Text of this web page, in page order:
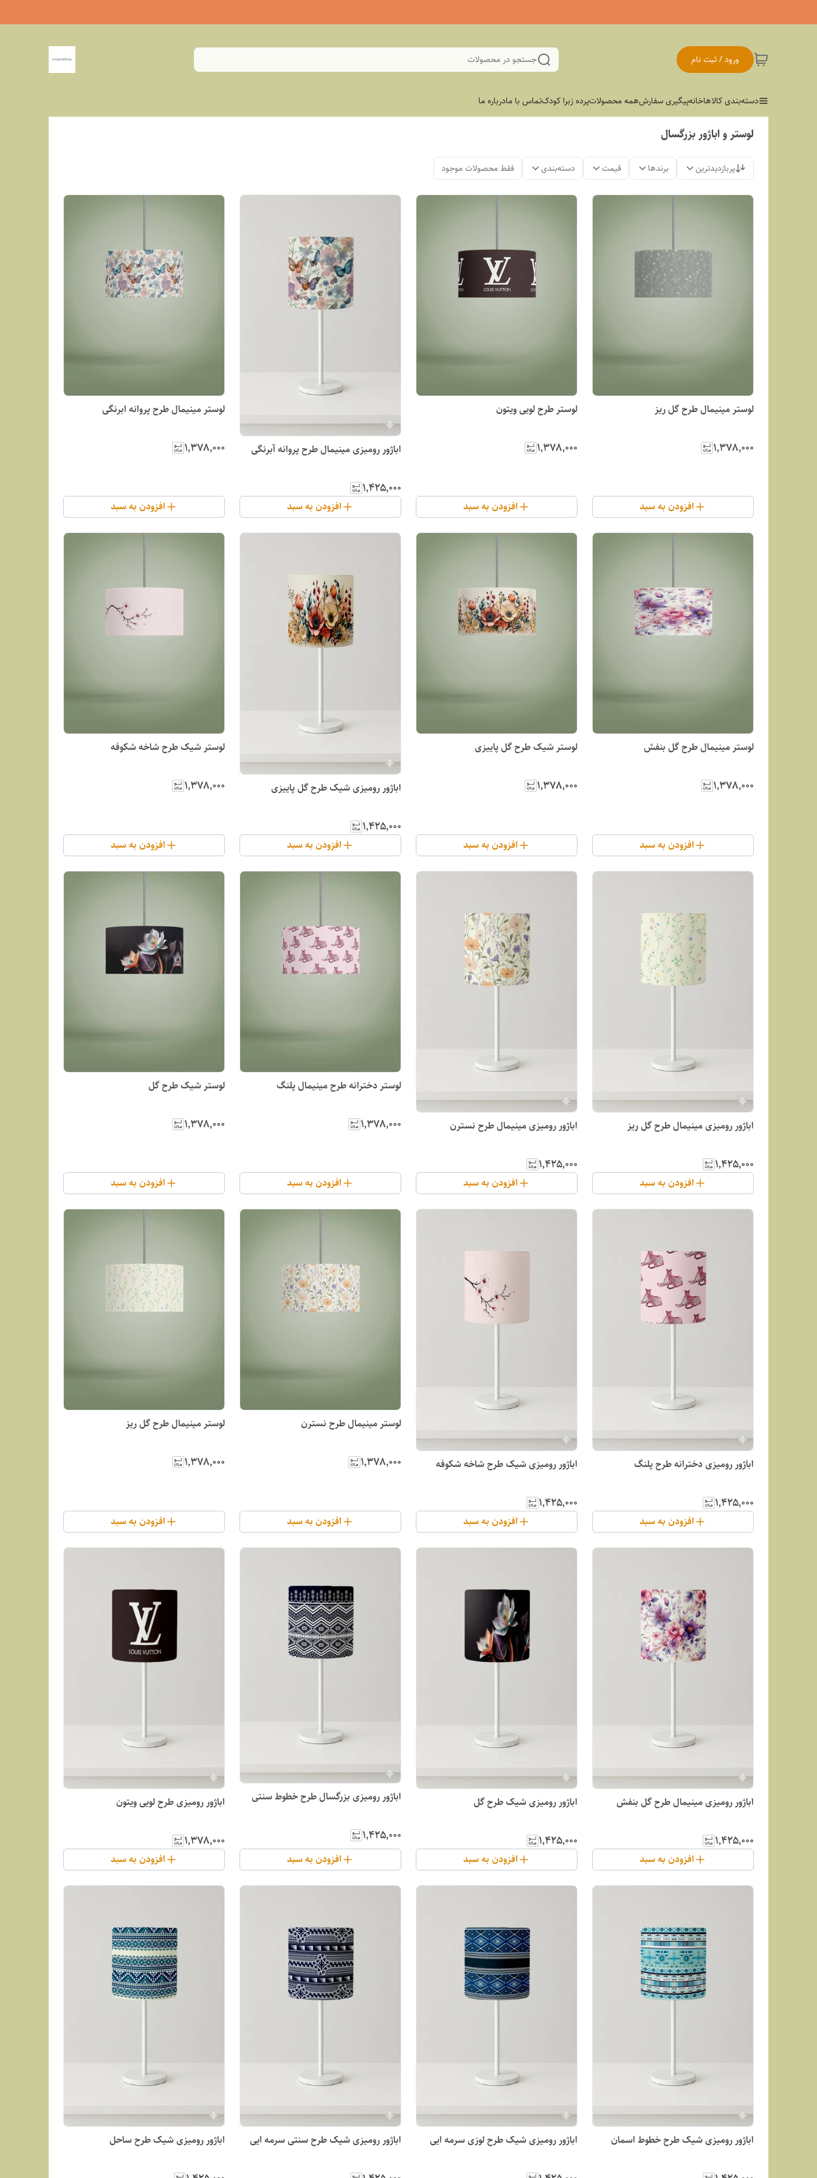
ورود / ثبت نام جستجو در محصولات
دسته‌بندی کالاهاخانهپیگیری سفارشهمه محصولاتپرده زبرا کودکتماس با مادرباره ما
لوستر و اباژور بزرگسال
پربازدیدترین برندها قیمت دسته‌بندی فقط محصولات موجود
لوستر مینیمال طرح گل ریز
۱٬۳۷۸٬۰۰۰
افزودن به سبد
لوستر طرح لویی ویتون
۱٬۳۷۸٬۰۰۰
افزودن به سبد
اباژور رومیزی مینیمال طرح پروانه آبرنگی
۱٬۴۲۵٬۰۰۰
افزودن به سبد
لوستر مینیمال طرح پروانه ابرنگی
۱٬۳۷۸٬۰۰۰
افزودن به سبد
لوستر مینیمال طرح گل بنفش
۱٬۳۷۸٬۰۰۰
افزودن به سبد
لوستر شیک طرح گل پاییزی
۱٬۳۷۸٬۰۰۰
افزودن به سبد
اباژور رومیزی شیک طرح گل پاییزی
۱٬۴۲۵٬۰۰۰
افزودن به سبد
لوستر شیک طرح شاخه شکوفه
۱٬۳۷۸٬۰۰۰
افزودن به سبد
اباژور رومیزی مینیمال طرح گل ریز
۱٬۴۲۵٬۰۰۰
افزودن به سبد
اباژور رومیزی مینیمال طرح نسترن
۱٬۴۲۵٬۰۰۰
افزودن به سبد
لوستر دخترانه طرح مینیمال پلنگ
۱٬۳۷۸٬۰۰۰
افزودن به سبد
لوستر شیک طرح گل
۱٬۳۷۸٬۰۰۰
افزودن به سبد
اباژور رومیزی دخترانه طرح پلنگ
۱٬۴۲۵٬۰۰۰
افزودن به سبد
اباژور رومیزی شیک طرح شاخه شکوفه
۱٬۴۲۵٬۰۰۰
افزودن به سبد
لوستر مینیمال طرح نسترن
۱٬۳۷۸٬۰۰۰
افزودن به سبد
لوستر مینیمال طرح گل ریز
۱٬۳۷۸٬۰۰۰
افزودن به سبد
اباژور رومیزی مینیمال طرح گل بنفش
۱٬۴۲۵٬۰۰۰
افزودن به سبد
اباژور رومیزی شیک طرح گل
۱٬۴۲۵٬۰۰۰
افزودن به سبد
اباژور رومیزی بزرگسال طرح خطوط سنتی
۱٬۴۲۵٬۰۰۰
افزودن به سبد
اباژور رومیزی طرح لویی ویتون
۱٬۳۷۸٬۰۰۰
افزودن به سبد
اباژور رومیزی شیک طرح خطوط اسمان اباژور رومیزی شیک طرح لوزی سرمه ایی اباژور رومیزی شیک طرح سنتی سرمه ایی اباژور رومیزی شیک طرح ساحل